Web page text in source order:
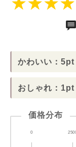
かわいい：5pt
おしゃれ：1pt
価格分布
0